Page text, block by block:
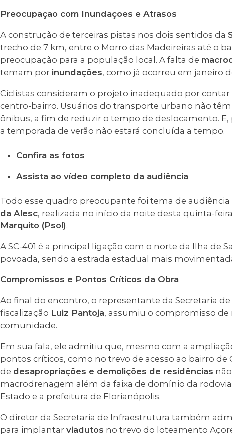
Preocupação com Inundações e Atrasos
A construção de terceiras pistas nos dois sentidos da
trecho de 7 km, entre o Morro das Madeireiras até o
preocupação para a população local. A falta de
temam por inundações, como já ocorreu em janeiro
Ciclistas consideram o projeto inadequado por
centro-bairro. Usuários do transporte urbano não têm
ônibus, a fim de reduzir o tempo de deslocamento.
a temporada de verão não estará concluída a tempo.
Confira as fotos
Assista ao vídeo completo da audiência
Todo esse quadro preocupante foi tema de audiência
da Alesc, realizada no início da noite desta quinta-
Marquito (Psol).
A SC-401 é a principal ligação com o norte da Ilha de
povoada, sendo a estrada estadual mais
Compromissos e Pontos Críticos da Obra
Ao final do encontro, o representante da Secretaria
fiscalização Luiz Pantoja, assumiu o compromisso de
comunidade.
Em sua fala, ele admitiu que, mesmo com a
pontos críticos, como no trevo de acesso ao bairro de
de desapropriações e demolições de residências
macrodrenagem além da faixa de domínio da
Estado e a prefeitura de Florianópolis.
O diretor da Secretaria de Infraestrutura também
para implantar viadutos no trevo do loteamento